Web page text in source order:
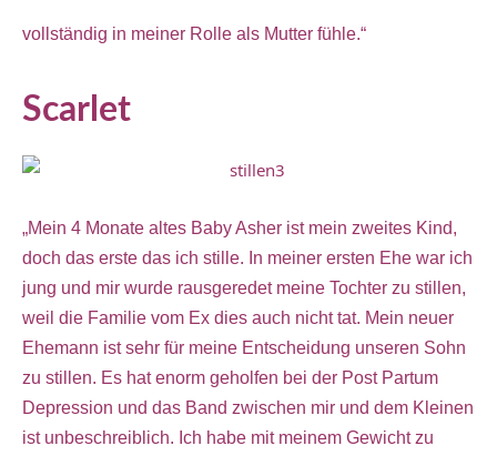
vollständig in meiner Rolle als Mutter fühle.“
Scarlet
„Mein 4 Monate altes Baby Asher ist mein zweites Kind,
doch das erste das ich stille. In meiner ersten Ehe war ich
jung und mir wurde rausgeredet meine Tochter zu stillen,
weil die Familie vom Ex dies auch nicht tat. Mein neuer
Ehemann ist sehr für meine Entscheidung unseren Sohn
zu stillen. Es hat enorm geholfen bei der Post Partum
Depression und das Band zwischen mir und dem Kleinen
ist unbeschreiblich. Ich habe mit meinem Gewicht zu